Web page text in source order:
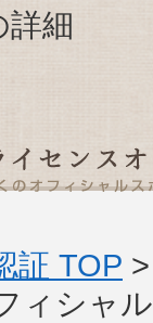
詳細
証 TOP
シャ